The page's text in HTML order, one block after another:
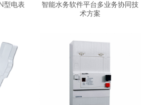
型电表
智能水务软件平台多业务协同技
术方案